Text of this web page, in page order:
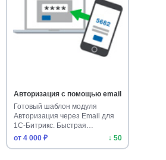
Авторизация с помощью email
Готовый шаблон модуля
Авторизация через Email для
1С-Битрикс. Быстрая
настройка …
от 4 000 ₽ ↓ 50